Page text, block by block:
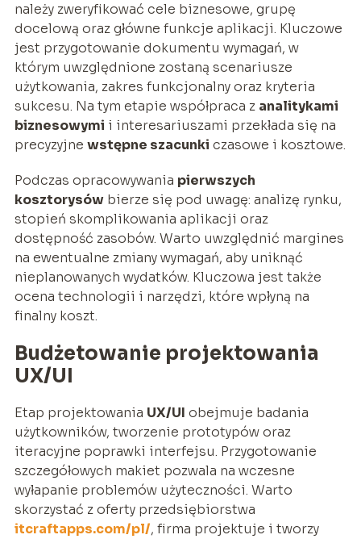
należy zweryfikować cele biznesowe, grupę
docelową oraz główne funkcje aplikacji. Kluczowe
jest przygotowanie dokumentu wymagań, w
którym uwzględnione zostaną scenariusze
użytkowania, zakres funkcjonalny oraz kryteria
sukcesu. Na tym etapie współpraca z analitykami
biznesowymi i interesariuszami przekłada się na
precyzyjne wstępne szacunki czasowe i kosztowe.
Podczas opracowywania pierwszych
kosztorysówbierze się pod uwagę: analizę rynku,
stopień skomplikowania aplikacji oraz
dostępność zasobów. Warto uwzględnić margines
na ewentualne zmiany wymagań, aby uniknąć
nieplanowanych wydatków. Kluczowa jest także
ocena technologii i narzędzi, które wpłyną na
finalny koszt.
Budżetowanie projektowania
UX/UI
Etap projektowania UX/UI obejmuje badania
użytkowników, tworzenie prototypów oraz
iteracyjne poprawki interfejsu. Przygotowanie
szczegółowych makiet pozwala na wczesne
wyłapanie problemów użyteczności. Warto
skorzystać z oferty przedsiębiorstwa
itcraftapps.com/pl/, firma projektuje i tworzy